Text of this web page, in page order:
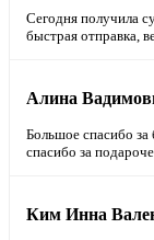
Сегодня получила
быстрая отправка,
Алина
Большое спасибо за
спасибо за
Ким Инна